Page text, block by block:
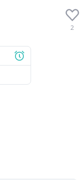
2